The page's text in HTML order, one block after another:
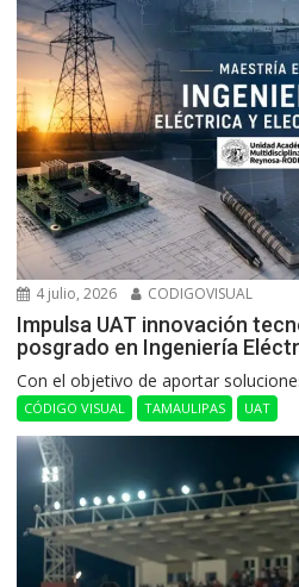
4 julio, 2026 CODIGOVISUAL
Impulsa UAT innovación
posgrado en Ingeniería
Con el objetivo de aportar
CÓDIGO VISUAL TAMAULIPAS UAT